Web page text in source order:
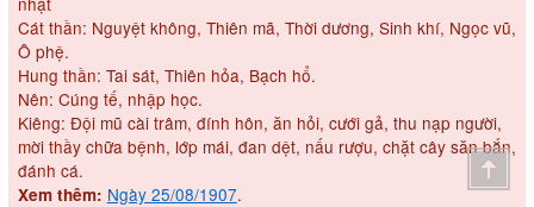
Cát thần: Nguyệt không, Thiên mã, Thời dương, Sinh khí, Ngọc vũ,
Ô phệ.
Hung thần: Tai sát, Thiên hỏa, Bạch hổ.
Nên: Cúng tế, nhập học.
Kiêng: Đội mũ cài trâm, đính hôn, ăn hỏi, cưới gả, thu nạp người,
mời thầy chữa bệnh, lớp mái, đan dệt, nấu rượu, chặt cây săn bắn,
đánh cá.
Xem thêm: Ngày 25/08/1907.